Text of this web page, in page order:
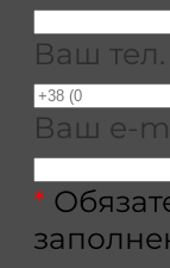
Ваш тел.
Ваш e-
*